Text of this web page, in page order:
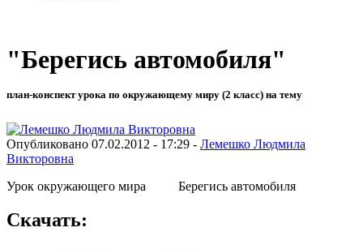
"Берегись автомобиля"
план-конспект урока по окружающему миру (2 класс) на тему
Опубликовано 07.02.2012 - 17:29 - Лемешко Людмила
Викторовна
Урок окружающего мира Берегись автомобиля
Скачать: